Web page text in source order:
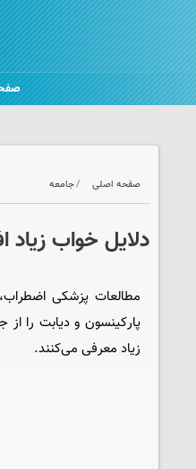
صفحه اصلی جامعه
دلایل خواب
مطالعات پزشکی
پارکینسون و دیابت را از
زیاد معرفی می‌کنند.